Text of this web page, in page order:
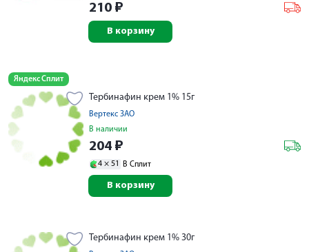
210 ₽
В корзину
Яндекс Сплит
Тербинафин крем 1% 15г
Вертекс ЗАО
В наличии
204 ₽
4 × 51 В Сплит
В корзину
Тербинафин крем 1% 30г